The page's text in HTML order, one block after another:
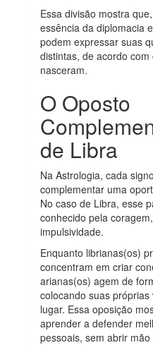
Essa divisão mostra
essência da diplomacia
podem expressar suas
distintas, de acordo
nasceram.
O Oposto
de Libra
Na Astrologia, cada
complementar uma
No caso de Libra, esse
conhecido pela
impulsividade.
Enquanto librianas(os)
concentram em criar
arianas(os) agem de
colocando suas
lugar. Essa oposição
aprender a defender
pessoais, sem abrir